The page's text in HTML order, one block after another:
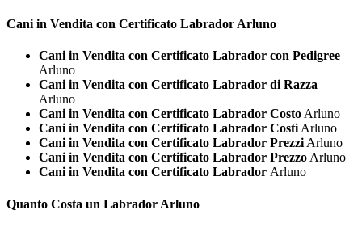
Cani in Vendita con Certificato Labrador Arluno
Cani in Vendita con Certificato Labrador con Pedigree
Arluno
Cani in Vendita con Certificato Labrador di Razza
Arluno
Cani in Vendita con Certificato Labrador Costo Arluno
Cani in Vendita con Certificato Labrador Costi Arluno
Cani in Vendita con Certificato Labrador Prezzi Arluno
Cani in Vendita con Certificato Labrador Prezzo Arluno
Cani in Vendita con Certificato Labrador Arluno
Quanto Costa un Labrador Arluno